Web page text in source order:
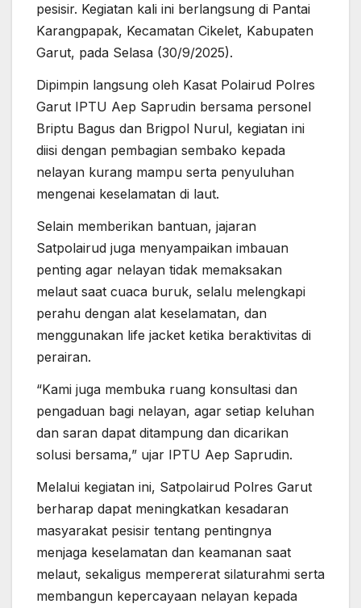
pesisir. Kegiatan kali ini berlangsung di Pantai
Karangpapak, Kecamatan Cikelet, Kabupaten
Garut, pada Selasa (30/9/2025).
Dipimpin langsung oleh Kasat Polairud Polres
Garut IPTU Aep Saprudin bersama personel
Briptu Bagus dan Brigpol Nurul, kegiatan ini
diisi dengan pembagian sembako kepada
nelayan kurang mampu serta penyuluhan
mengenai keselamatan di laut.
Selain memberikan bantuan, jajaran
Satpolairud juga menyampaikan imbauan
penting agar nelayan tidak memaksakan
melaut saat cuaca buruk, selalu melengkapi
perahu dengan alat keselamatan, dan
menggunakan life jacket ketika beraktivitas di
perairan.
“Kami juga membuka ruang konsultasi dan
pengaduan bagi nelayan, agar setiap keluhan
dan saran dapat ditampung dan dicarikan
solusi bersama,” ujar IPTU Aep Saprudin.
Melalui kegiatan ini, Satpolairud Polres Garut
berharap dapat meningkatkan kesadaran
masyarakat pesisir tentang pentingnya
menjaga keselamatan dan keamanan saat
melaut, sekaligus mempererat silaturahmi serta
membangun kepercayaan nelayan kepada